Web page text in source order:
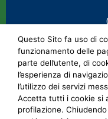
Questo Sito fa uso di
funzionamento delle
parte dell’utente, di
l’esperienza di
l’utilizzo dei servizi
Accetta tutti i cookie si
profilazione.